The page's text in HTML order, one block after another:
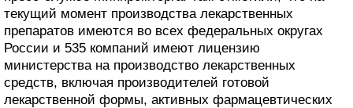
текущий момент производства лекарственных
препаратов имеются во всех федеральных округах
России и 535 компаний имеют лицензию
министерства на производство лекарственных
средств, включая производителей готовой
лекарственной формы, активных фармацевтических